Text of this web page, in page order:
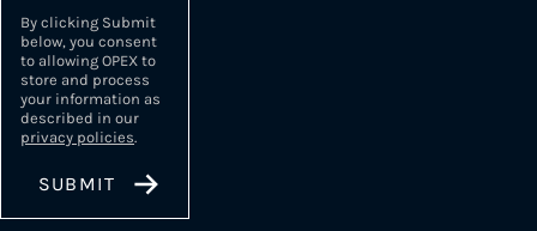
By clicking Submit
below, you consent
to allowing OPEX to
store and process
your information as
described in our
privacy policies.